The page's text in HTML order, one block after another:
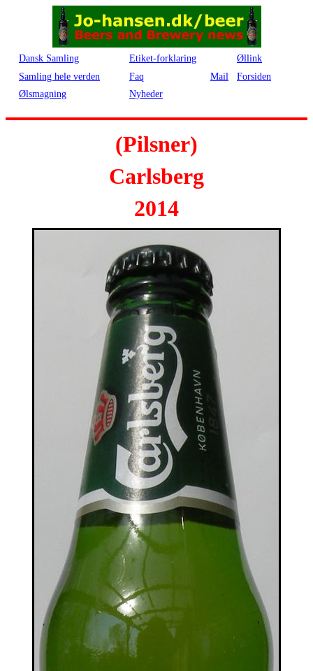
Dansk Samling Etiket-forklaring
Øllink
Samling hele verden
Faq Mail
Forsiden
Ølsmagning
Nyheder
(Pilsner)
Carlsberg
2014